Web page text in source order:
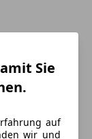
Sie
auf
wir und